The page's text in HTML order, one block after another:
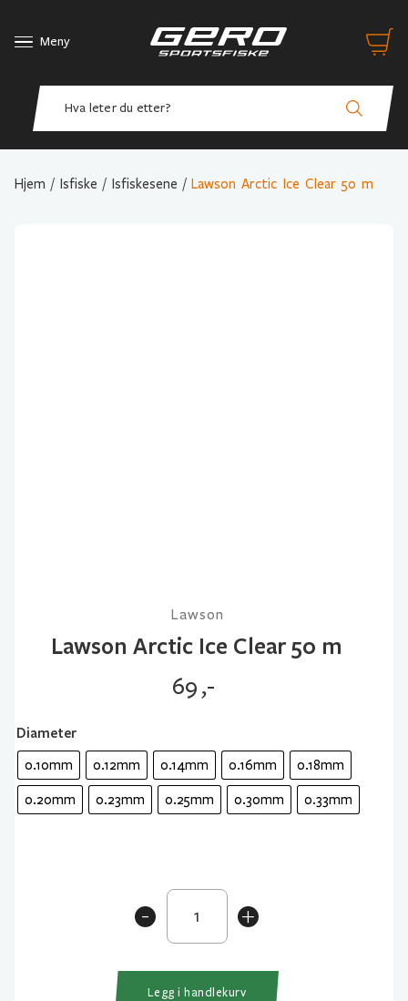
Meny
Hjem / Isfiske / Isfiskesene / Lawson Arctic Ice Clear 50 m
Lawson
Lawson Arctic Ice Clear 50 m
69,-
Diameter
0.10mm 0.12mm 0.14mm 0.16mm 0.18mm
0.20mm 0.23mm 0.25mm 0.30mm 0.33mm
+
Lawson
Arctic
Ice
50
-
Legg i handlekurv